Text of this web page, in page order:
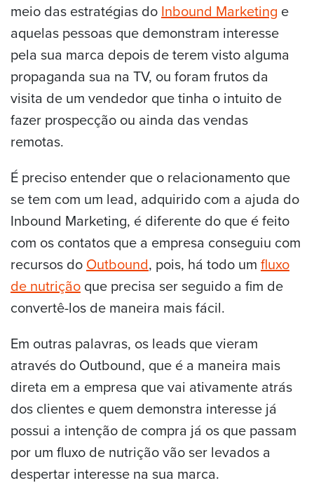
meio das estratégias do Inbound Marketing e
aquelas pessoas que demonstram interesse
pela sua marca depois de terem visto alguma
propaganda sua na TV, ou foram frutos da
visita de um vendedor que tinha o intuito de
fazer prospecção ou ainda das vendas
remotas.
É preciso entender que o relacionamento que
se tem com um lead, adquirido com a ajuda do
Inbound Marketing, é diferente do que é feito
com os contatos que a empresa conseguiu com
recursos do Outbound, pois, há todo um fluxo
de nutrição que precisa ser seguido a fim de
convertê-los de maneira mais fácil.
Em outras palavras, os leads que vieram
através do Outbound, que é a maneira mais
direta em a empresa que vai ativamente atrás
dos clientes e quem demonstra interesse já
possui a intenção de compra já os que passam
por um fluxo de nutrição vão ser levados a
despertar interesse na sua marca.